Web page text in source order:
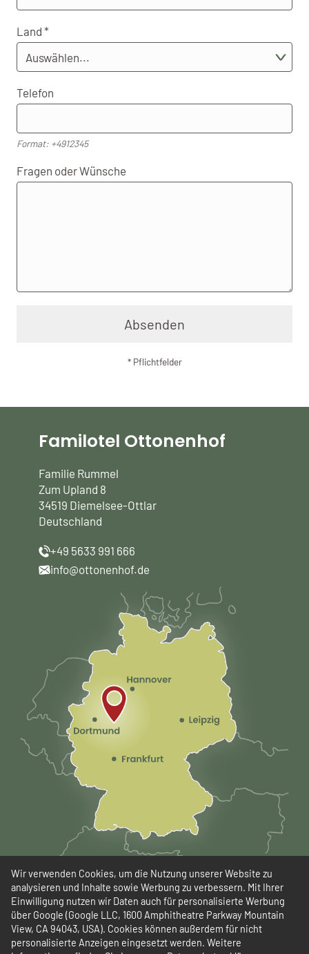
Land
Telefon
Format: +4912345
Fragen oder Wünsche
Absenden
* Pflichtfelder
Familotel Ottonenhof
Familie Rummel
Zum Upland 8
34519 Diemelsee-Ottlar
Deutschland
+49 5633 991 666
info@ottonenhof.de
Wir verwenden Cookies, um die Nutzung unserer Website zu
analysieren und Inhalte sowie Werbung zu verbessern. Mit Ihrer
Einwilligung nutzen wir Daten auch für personalisierte Werbung
über Google (Google LLC, 1600 Amphitheatre Parkway Mountain
View, CA 94043, USA). Cookies können außerdem für nicht
personalisierte Anzeigen eingesetzt werden. Weitere